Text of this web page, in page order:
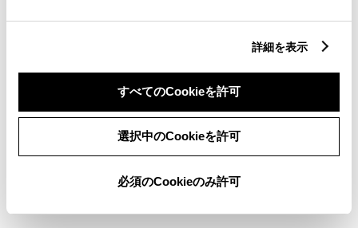
詳細を表示
すべてのCookieを許可
選択中のCookieを許可
必須のCookieのみ許可
丁目番地